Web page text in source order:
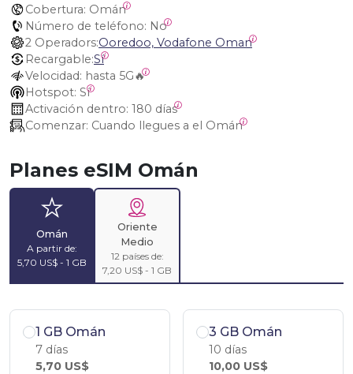
Cobertura: Omán
Número de teléfono: No
2 Operadors:Ooredoo, Vodafone Oman
Recargable:Sí
Velocidad: hasta 5G🔥
Hotspot: Sí
Activación dentro: 180 días
Comenzar: Cuando llegues a el Omán
Planes eSIM Omán
Omán
A partir de:
5,70 US$ - 1 GB
Oriente
Medio
12 países de:
7,20 US$ - 1 GB
1 GB Omán
7 días
5,70 US$
3 GB Omán
10 días
10,00 US$